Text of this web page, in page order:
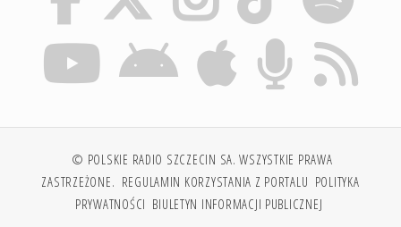
© POLSKIE RADIO SZCZECIN SA. WSZYSTKIE PRAWA
ZASTRZEŻONE. REGULAMIN KORZYSTANIA Z PORTALU POLITYKA
PRYWATNOŚCI BIULETYN INFORMACJI PUBLICZNEJ